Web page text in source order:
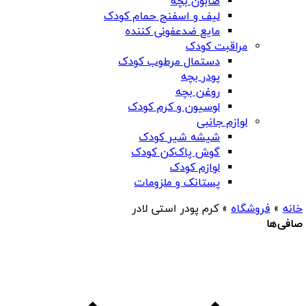
لیف و اسفنج حمام کودک
مایع ضدعفونی کننده
مراقبت کودک
دستمال مرطوب کودک
پودر بچه
روغن بچه
لوسیون و کرم کودک
لوازم جانبی
شیشه شیر کودک
گوش پاک‌کن کودک
لوازم کودک
پستانک و ملزومات
خانه » فروشگاه »کرم پودر استی لادر
صافی‌ها